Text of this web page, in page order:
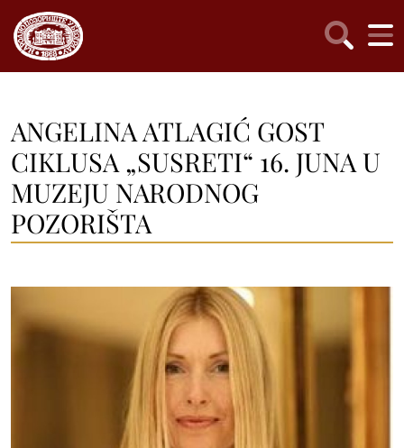
ANGELINA ATLAGIĆ GOST
CIKLUSA „SUSRETI“ 16. JUNA U
MUZEJU NARODNOG
POZORIŠTA